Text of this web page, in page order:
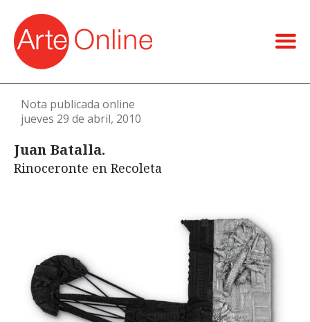
Nota publicada online
jueves 29 de abril, 2010
Juan Batalla.
Rinoceronte en Recoleta